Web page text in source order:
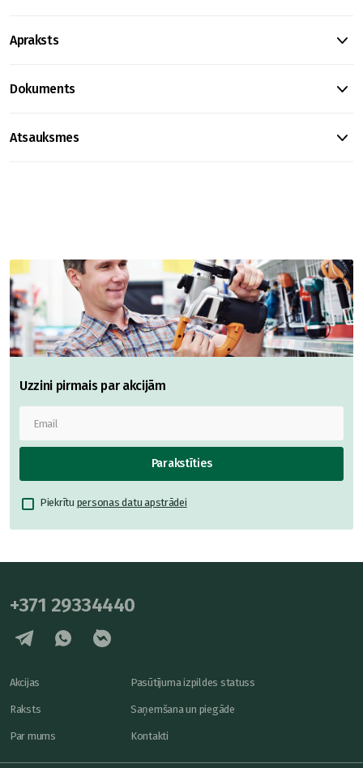
Apraksts
Dokuments
Atsauksmes
Uzzini pirmais par akcijām
Parakstīties
Piekrītu personas datu apstrādei
+371 29334440
Akcijas
Raksts
Par mums
Pasūtījuma izpildes statuss
Saņemšana un piegāde
Kontakti